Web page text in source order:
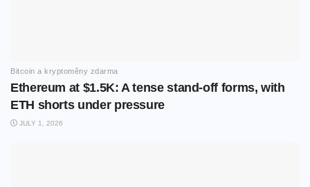
Bitcoin a kryptoměny zdarma
Ethereum at $1.5K: A tense stand-off forms, with
ETH shorts under pressure
JULY 1, 2026